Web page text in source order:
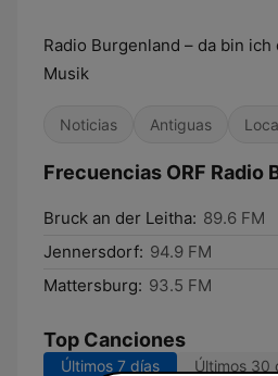
Radio Burgenland – da bin
Musik
Noticias Antiguas
Frecuencias ORF Radio
Bruck an der Leitha: 89.6 FM
Jennersdorf: 94.9 FM
Mattersburg: 93.5 FM
Top Canciones
Últimos 7 días Últimos 30